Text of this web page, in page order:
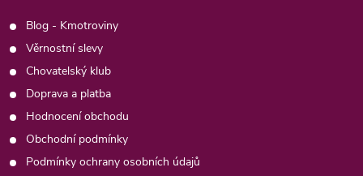
Blog - Kmotroviny
Věrnostní slevy
Chovatelský klub
Doprava a platba
Hodnocení obchodu
Obchodní podmínky
Podmínky ochrany osobních údajů